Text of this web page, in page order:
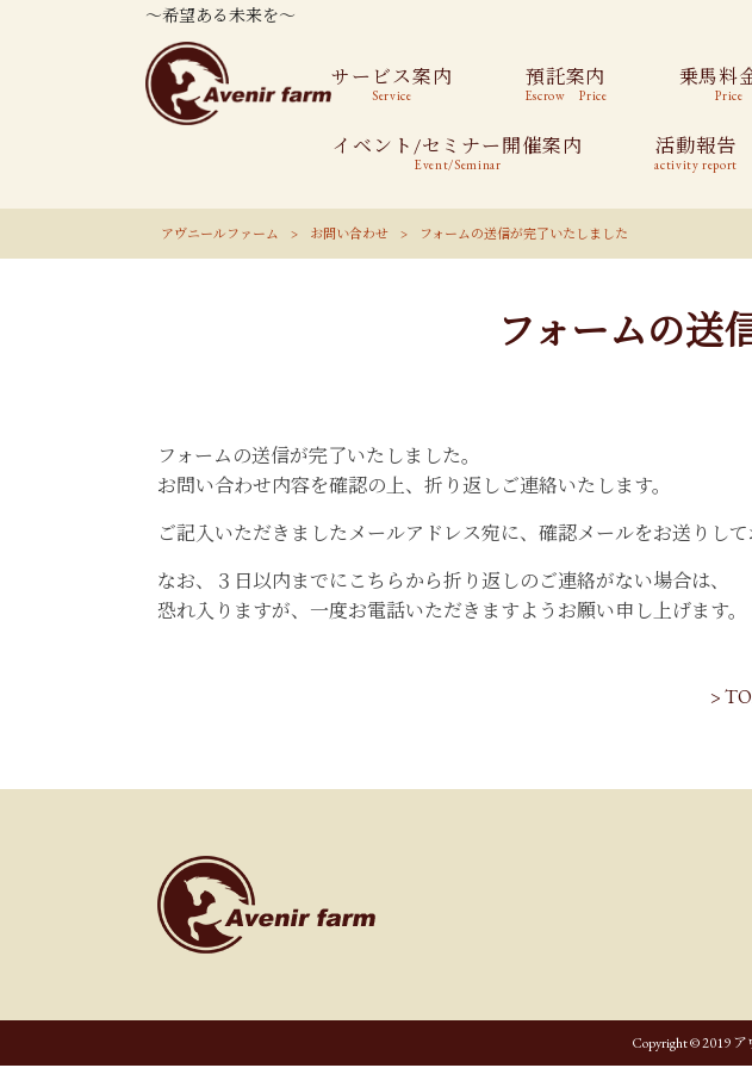
～希望ある未来を～
サービス案内
Service
預託案内
Escrow Price
乗馬料
Price
イベント/セミナー開催案内
Event/Seminar
活動報告
activity report
アヴニールファーム > お問い合わせ > フォームの送信が完了いたしました
フォームの送
フォームの送信が完了いたしました。
お問い合わせ内容を確認の上、折り返しご連絡いたします。
ご記入いただきましたメールアドレス宛に、確認メールをお送りして
なお、３日以内までにこちらから折り返しのご連絡がない場合は、
恐れ入りますが、一度お電話いただきますようお願い申し上げます。
>
Copyright © 2019